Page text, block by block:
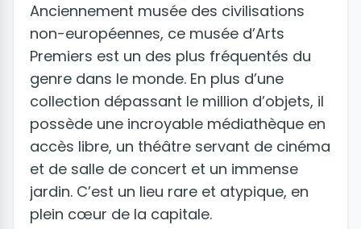
Anciennement musée des civilisations
non-européennes, ce musée d’Arts
Premiers est un des plus fréquentés du
genre dans le monde. En plus d’une
collection dépassant le million d’objets, il
possède une incroyable médiathèque en
accès libre, un théâtre servant de cinéma
et de salle de concert et un immense
jardin. C’est un lieu rare et atypique, en
plein cœur de la capitale.